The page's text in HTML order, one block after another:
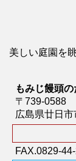
美しい庭園を
もみじ饅頭
〒739-0588
広島県廿日
FAX.0829-